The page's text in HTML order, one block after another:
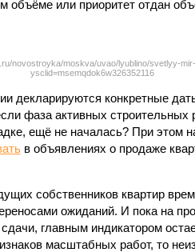
объёме или приоритет отдан
novostroyka/moskva/uvao/lyublino/svetlyy-
ysclid=msemqdok6w326352116
декларируются конкретные
фаза активных строительных
ещё не началась? При этом
в объявлениях о продаже
собственников квартир
ожиданий. И пока на
главным индикатором
масштабных работ, то